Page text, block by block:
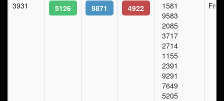
3931 5126 9871 4922
1581
9583
2085
3717
2714
1155
2391
9291
7649
5205